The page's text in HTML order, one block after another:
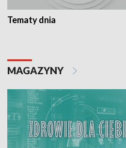
Tematy dnia
MAGAZYNY